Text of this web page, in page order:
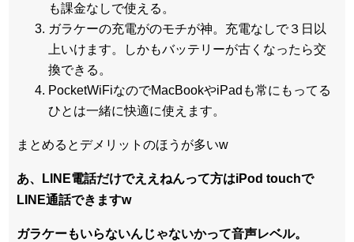
も課金なしで使える。
ガラケーの充電がのモチが神。充電なしで３日以
上いけます。しかもバッテリーが古くなったら交
換できる。
PocketWiFiなのでMacBookやiPadも常にもってる
ひとは一緒に快適に使えます。
まとめるとデメリットのほうが多いw
あ、LINE電話だけでええねんって方はiPod touchで
LINE通話できますw
ガラケーもいらないんじゃないかって音声レベル。